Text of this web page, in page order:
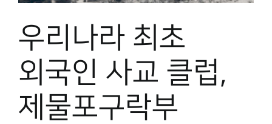
우리나라 최초
외국인 사교 클럽,
제물포구락부